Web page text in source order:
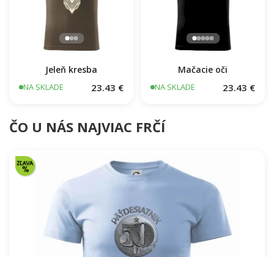
Jeleň kresba
NA SKLADE 23.43 €
Mačacie oči
NA SKLADE 23.43 €
ČO U NÁS NAJVIAC FRČÍ